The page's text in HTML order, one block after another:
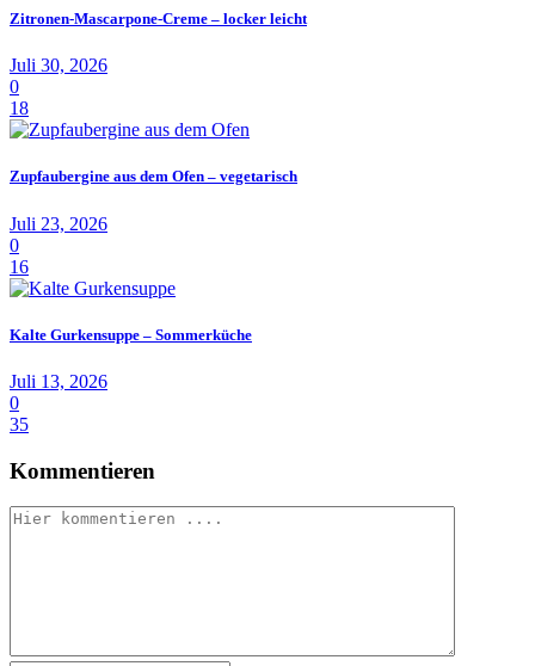
Zitronen-Mascarpone-Creme – locker leicht
Juli 30, 2026
0
18
Zupfaubergine aus dem Ofen – vegetarisch
Juli 23, 2026
0
16
Kalte Gurkensuppe – Sommerküche
Juli 13, 2026
0
35
Kommentieren